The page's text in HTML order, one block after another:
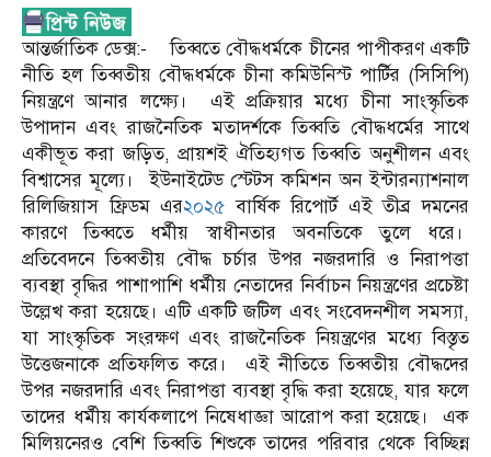
আন্তর্জাতিক ডেক্স:- তিব্বতে বৌদ্ধধর্মকে চীনের পাপীকরণ একটি
নীতি হল তিব্বতীয় বৌদ্ধধর্মকে চীনা কমিউনিস্ট পার্টির (সিসিপি)
নিয়ন্ত্রণে আনার লক্ষ্যে। এই প্রক্রিয়ার মধ্যে চীনা সাংস্কৃতিক
উপাদান এবং রাজনৈতিক মতাদর্শকে তিব্বতি বৌদ্ধধর্মের সাথে
একীভূত করা জড়িত, প্রায়শই ঐতিহ্যগত তিব্বতি অনুশীলন এবং
বিশ্বাসের মূল্যে। ইউনাইটেড স্টেটস কমিশন অন ইন্টারন্যাশনাল
রিলিজিয়াস ফ্রিডম এর২০২৫ বার্ষিক রিপোর্ট এই তীব্র দমনের
কারণে তিব্বতে ধর্মীয় স্বাধীনতার অবনতিকে তুলে ধরে।
প্রতিবেদনে তিব্বতীয় বৌদ্ধ চর্চার উপর নজরদারি ও নিরাপত্তা
ব্যবস্থা বৃদ্ধির পাশাপাশি ধর্মীয় নেতাদের নির্বাচন নিয়ন্ত্রণের প্রচেষ্টা
উল্লেখ করা হয়েছে। এটি একটি জটিল এবং সংবেদনশীল সমস্যা,
যা সাংস্কৃতিক সংরক্ষণ এবং রাজনৈতিক নিয়ন্ত্রণের মধ্যে বিস্তৃত
উত্তেজনাকে প্রতিফলিত করে। এই নীতিতে তিব্বতীয় বৌদ্ধদের
উপর নজরদারি এবং নিরাপত্তা ব্যবস্থা বৃদ্ধি করা হয়েছে, যার ফলে
তাদের ধর্মীয় কার্যকলাপে নিষেধাজ্ঞা আরোপ করা হয়েছে। এক
মিলিয়নেরও বেশি তিব্বতি শিশুকে তাদের পরিবার থেকে বিচ্ছিন্ন